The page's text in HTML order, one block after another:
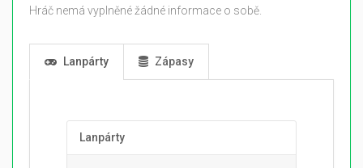
Hráč nemá vyplněné žádné informace o sobě.
Lanpárty Zápasy
Lanpárty